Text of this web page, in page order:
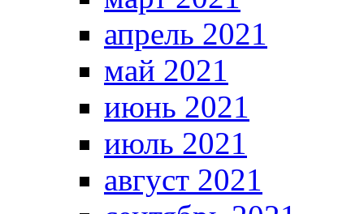
апрель 2021
май 2021
июнь 2021
июль 2021
август 2021